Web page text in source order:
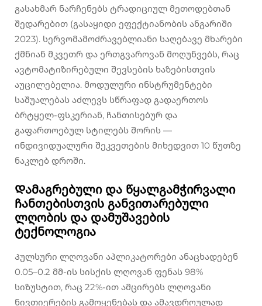
გასახმარ ნარჩენებს ტრადიციულ მეთოდებთან
შედარებით (გასაყიდი ეფექტიანობის ანგარიში
2023). სერვომამოძრავებლიანი საღებავე მხარები
ქმნიან მკვეთრ და ერთგვაროვან მოღუნვებს, რაც
ავტომატიზირებული შევსების ხაზებისთვის
აუცილებელია. მოდულური ინსტრუმენტები
საშუალებას აძლევს სწრაფად გადაერთოს
ბრტყელ-ფსკერიან, ჩანთისებურ და
გაფართოებულ სტილებს შორის —
ინდივიდუალური შეკვეთების მიხედვით 10 წუთზე
ნაკლებ დროში.
Დამაგრებული და წყალგამჭირვალი
ჩანთებისთვის განვითარებული
ლღობის და დამუშავების
ტექნოლოგია
Პულსური ლღოვანი აპლიკატორები ანაცხადებენ
0.05–0.2 მმ-ის სისქის ლღოვან ფენას 98%
სიზუსტით, რაც 22%-ით ამცირებს ლღოვანი
ნივთიერების გამოყენებას და ამავდროულად